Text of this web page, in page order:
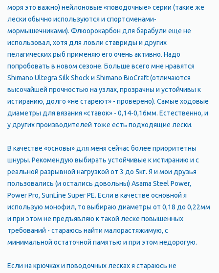
моря это важно) нейлоновые «поводочные» серии (такие же
лески обычно используются и спортсменами-
мормышечниками). Флюорокарбон для барабули еще не
использовал, хотя для ловли ставриды и других
пелагических рыб применяю его очень активно. Надо
попробовать в новом сезоне. Больше всего мне нравятся
Shimano Ultegra Silk Shock и Shimano BioCraft (отличаются
высочайшей прочностью на узлах, прозрачны и устойчивы к
истиранию, долго «не стареют» - проверено). Самые ходовые
диаметры для вязания «ставок» - 0,14-0,16мм. Естественно, и
у других производителей тоже есть подходящие лески.
В качестве «основы» для меня сейчас более приоритетны
шнуры. Рекомендую выбирать устойчивые к истиранию и с
реальной разрывной нагрузкой от 3 до 5кг. Я и мои друзья
пользовались (и остались довольны) Asama Steel Power,
Power Pro, SunLine Super PE. Если в качестве основной я
использую монофил, то выбираю диаметры от 0,18 до 0,22мм
и при этом не предъявляю к такой леске повышенных
требований - стараюсь найти малорастяжимую, с
минимальной остаточной памятью и при этом недорогую.
Если на крючках и поводочных лесках я стараюсь не